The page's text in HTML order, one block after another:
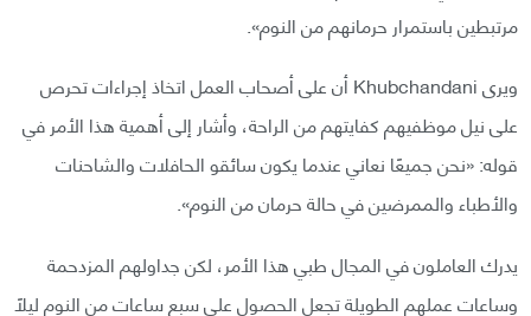
مرتبطين باستمرار حرمانهم من النوم».
ويرى Khubchandani أن على أصحاب العمل اتخاذ إجراءات تحرص
على نيل موظفيهم كفايتهم من الراحة، وأشار إلى أهمية هذا الأمر في
قوله: «نحن جميعًا نعاني عندما يكون سائقو الحافلات والشاحنات
والأطباء والممرضين في حالة حرمان من النوم».
يدرك العاملون في المجال طبي هذا الأمر، لكن جداولهم المزدحمة
وساعات عملهم الطويلة تجعل الحصول على سبع ساعات من النوم ليلًا